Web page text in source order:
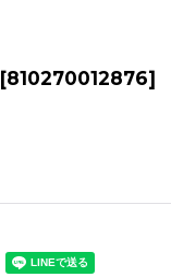
[810270012876]